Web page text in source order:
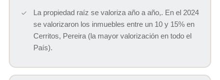
La propiedad raíz se valoriza año a año,. En el 2024
se valorizaron los inmuebles entre un 10 y 15% en
Cerritos, Pereira (la mayor valorización en todo el
País).